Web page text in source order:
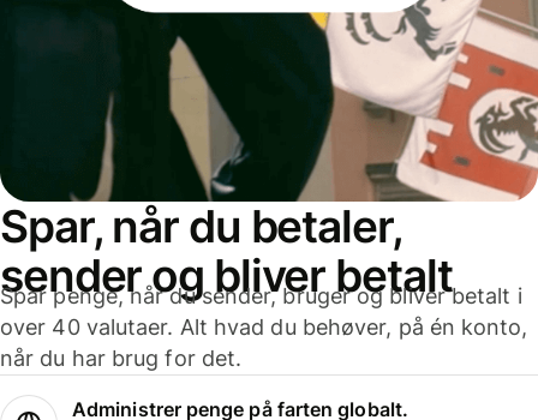
Spar, når du betaler,
sender og bliver betalt
Spar penge, når du sender, bruger og bliver betalt i
over 40 valutaer. Alt hvad du behøver, på én konto,
når du har brug for det.
Administrer penge på farten globalt.